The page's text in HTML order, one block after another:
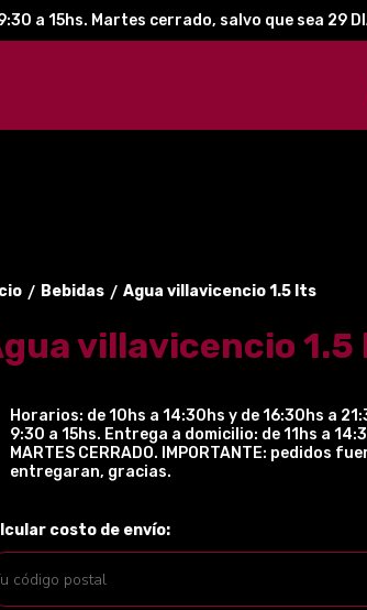
a 15hs. Martes cerrado, salvo que sea 29
/ Bebidas / Agua villavicencio 1.5 lts
villavicencio 1.5
Horarios: de 10hs a 14:30hs y de 16:30hs a
9:30 a 15hs. Entrega a domicilio: de 11hs a
MARTES CERRADO. IMPORTANTE: pedidos
entregaran, gracias.
costo de envío: